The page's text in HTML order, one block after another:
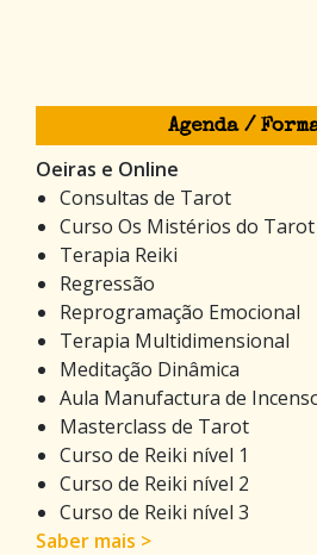
Agenda /
Oeiras e Online
Consultas de Tarot
Curso Os Mistérios do Tarot
Terapia Reiki
Regressão
Reprogramação Emocional
Terapia Multidimensional
Meditação Dinâmica
Aula Manufactura de
Masterclass de Tarot
Curso de Reiki nível 1
Curso de Reiki nível 2
Curso de Reiki nível 3
Saber mais >